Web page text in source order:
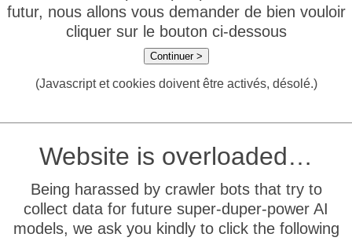
futur, nous allons vous demander de bien vouloir
cliquer sur le bouton ci-dessous
Continuer >
(Javascript et cookies doivent être activés, désolé.)
Website is overloaded…
Being harassed by crawler bots that try to
collect data for future super-duper-power AI
models, we ask you kindly to click the following